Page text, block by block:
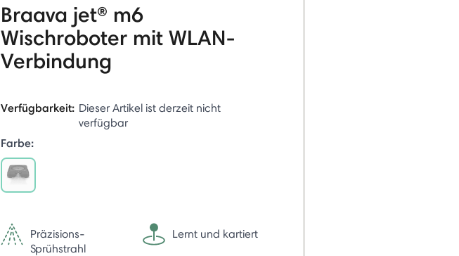
Braava jet® m6
Wischroboter mit WLAN-
Verbindung
Verfügbarkeit: Dieser Artikel ist derzeit nicht
verfügbar
Farbe:
Präzisions-
Sprühstrahl
Lernt und kartiert